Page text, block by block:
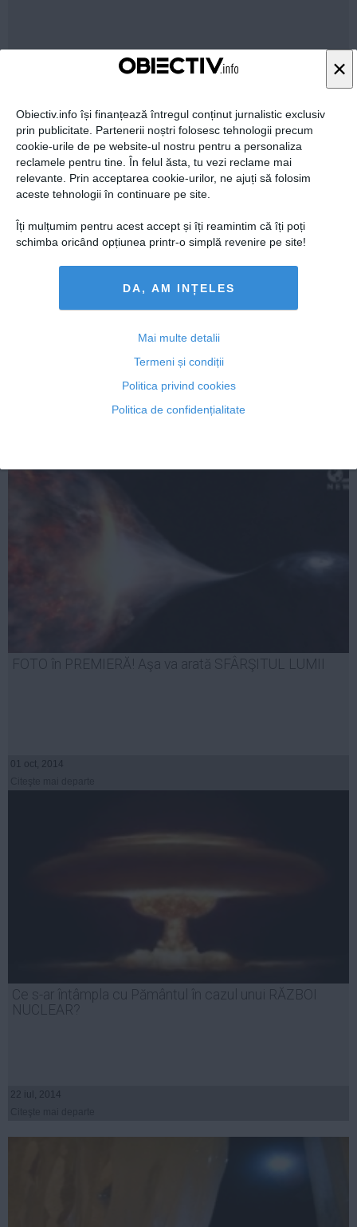
×
Obiectiv.info își finanțează întregul conținut jurnalistic exclusiv
prin publicitate. Partenerii noștri folosesc tehnologii precum
cookie-urile de pe website-ul nostru pentru a personaliza
reclamele pentru tine. În felul ăsta, tu vezi reclame mai
relevante. Prin acceptarea cookie-urilor, ne ajuți să folosim
aceste tehnologii în continuare pe site.
Îți mulțumim pentru acest accept și îți reamintim că îți poți
schimba oricând opțiunea printr-o simplă revenire pe site!
DA, AM INȚELES
Mai multe detalii
Termeni și condiții
Politica privind cookies
Politica de confidențialitate
SALVAT LUMEA de un RĂZBOI NUCLEAR între SUA şi
FOTO în PREMIERĂ! Aşa va arată SFÂRŞITUL LUMII
01 oct, 2014
Ce s-ar întâmpla cu Pământul în cazul unui RĂZBOI
NUCLEAR?
22 iul, 2014